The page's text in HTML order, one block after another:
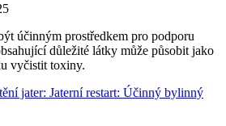
účinným prostředkem pro podporu
důležité látky může působit jako
vyčistit toxiny.
jater: Jaterní restart: Účinný bylinný